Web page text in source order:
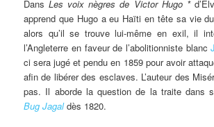
Dans Les voix nègres de Victor Hugo *
apprend que Hugo a eu Haïti en tête sa vie
alors qu’il se trouve lui-même en exil, il
l’Angleterre en faveur de l’abolitionniste blanc
ci sera jugé et pendu en 1859 pour avoir
afin de libérer des esclaves. L’auteur des
pas. Il aborde la question de la traite dans
Bug Jagal dès 1820.